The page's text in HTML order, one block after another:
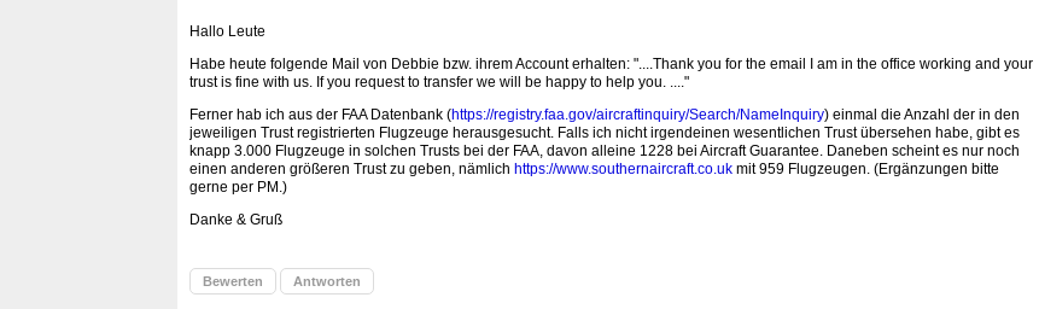
Hallo Leute
Habe heute folgende Mail von Debbie bzw. ihrem Account erhalten: "....Thank you for the email I am in the office working and your
trust is fine with us. If you request to transfer we will be happy to help you. ...."
Ferner hab ich aus der FAA Datenbank (https://registry.faa.gov/aircraftinquiry/Search/NameInquiry) einmal die Anzahl der in den
jeweiligen Trust registrierten Flugzeuge herausgesucht. Falls ich nicht irgendeinen wesentlichen Trust übersehen habe, gibt es
knapp 3.000 Flugzeuge in solchen Trusts bei der FAA, davon alleine 1228 bei Aircraft Guarantee. Daneben scheint es nur noch
einen anderen größeren Trust zu geben, nämlich https://www.southernaircraft.co.uk mit 959 Flugzeugen. (Ergänzungen bitte
gerne per PM.)
Danke & Gruß
Bewerten Antworten